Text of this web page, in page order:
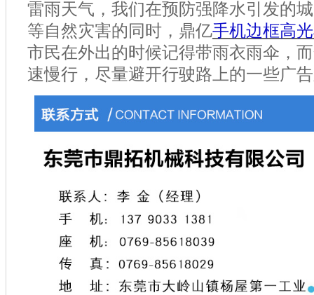
雷雨天气，我们在预防强降水引发的
等自然灾害的同时，鼎亿手机边框高
市民在外出的时候记得带雨衣雨伞，
速慢行，尽量避开行驶路上的一些广